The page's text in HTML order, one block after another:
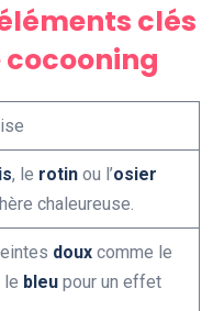
clés
, le rotin ou l’osier
chaleureuse.
doux comme le
le bleu pour un effet